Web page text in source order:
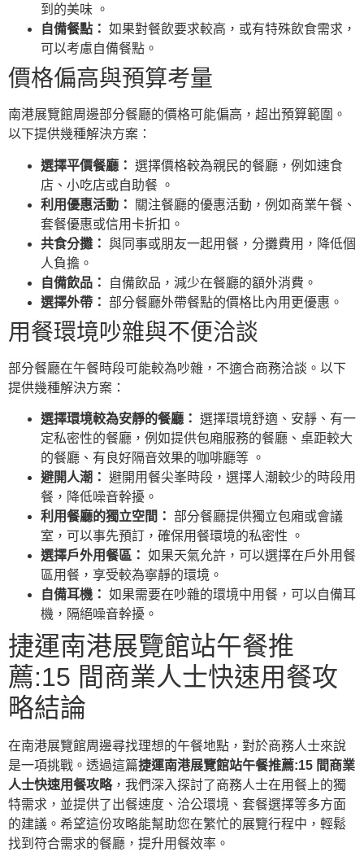
到的美味 。
自備餐點： 如果對餐飲要求較高，或有特殊飲食需求，
可以考慮自備餐點。
價格偏高與預算考量
南港展覽館周邊部分餐廳的價格可能偏高，超出預算範圍。
以下提供幾種解決方案：
選擇平價餐廳： 選擇價格較為親民的餐廳，例如速食
店、小吃店或自助餐 。
利用優惠活動：
關注餐廳的優惠活動，例如商業午餐、
套餐優惠或信用卡折扣。
共食分攤： 與同事或朋友一起用餐，分攤費用，降低個
人負擔。
自備飲品：
自備飲品，減少在餐廳的額外消費。
選擇外帶： 部分餐廳外帶餐點的價格比內用更優惠。
用餐環境吵雜與不便洽談
部分餐廳在午餐時段可能較為吵雜，不適合商務洽談。以下
提供幾種解決方案：
選擇環境較為安靜的餐廳： 選擇環境舒適、安靜、有一
定私密性的餐廳，例如提供包廂服務的餐廳、桌距較大
的餐廳、有良好隔音效果的咖啡廳等 。
避開人潮： 避開用餐尖峯時段，選擇人潮較少的時段用
餐，降低噪音幹擾。
利用餐廳的獨立空間： 部分餐廳提供獨立包廂或會議
室，可以事先預訂，確保用餐環境的私密性 。
選擇戶外用餐區： 如果天氣允許，可以選擇在戶外用餐
區用餐，享受較為寧靜的環境。
自備耳機： 如果需要在吵雜的環境中用餐，可以自備耳
機，隔絕噪音幹擾。
捷運南港展覽館站午餐推
薦:15 間商業人士快速用餐攻
略結論
在南港展覽館周邊尋找理想的午餐地點，對於商務人士來說
是一項挑戰。透過這篇捷運南港展覽館站午餐推薦:15 間商業
人士快速用餐攻略，我們深入探討了商務人士在用餐上的獨
特需求，並提供了出餐速度、洽公環境、套餐選擇等多方面
的建議。希望這份攻略能幫助您在繁忙的展覽行程中，輕鬆
找到符合需求的餐廳，提升用餐效率。